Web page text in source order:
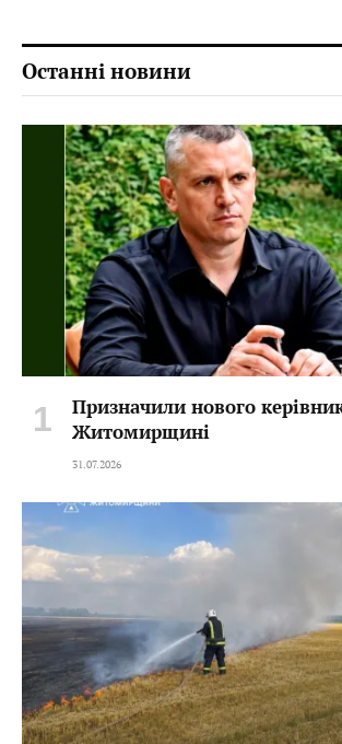
Останні новини
Призначили нового
Житомирщині
31.07.2026